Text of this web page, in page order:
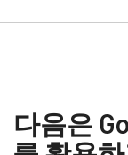
타입
Manual - GO-
GPIO 및 전원 6핀
다음은